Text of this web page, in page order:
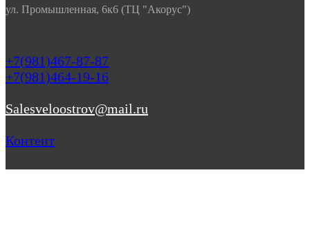
ул. Промышленная, 6к6 (ТЦ "Акорус")
+7(981)467-87-87
+7(981)464-19-16
Salesveloostrov@mail.ru
Контент